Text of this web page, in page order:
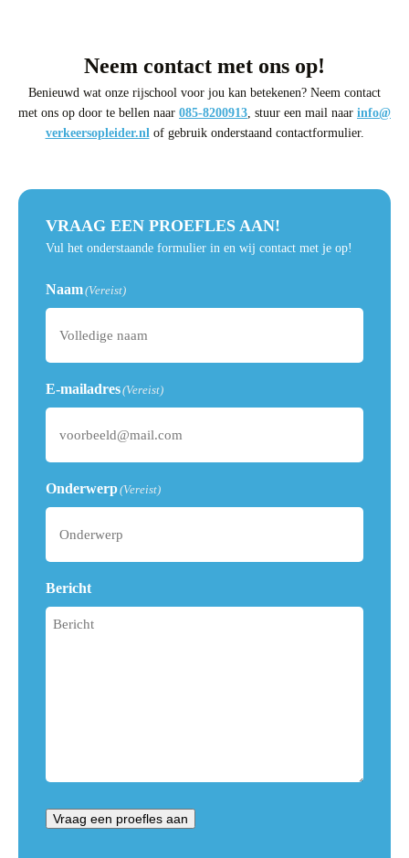
Neem contact met ons op!
Benieuwd wat onze rijschool voor jou kan betekenen? Neem contact
met ons op door te bellen naar 085-8200913 , stuur een mail naar info@
verkeersopleider.nl of gebruik onderstaand contactformulier.
VRAAG EEN PROEFLES AAN!
Vul het onderstaande formulier in en wij contact met je op!
Naam(Vereist)
E-mailadres(Vereist)
Onderwerp(Vereist)
Bericht
Vraag een proefles aan